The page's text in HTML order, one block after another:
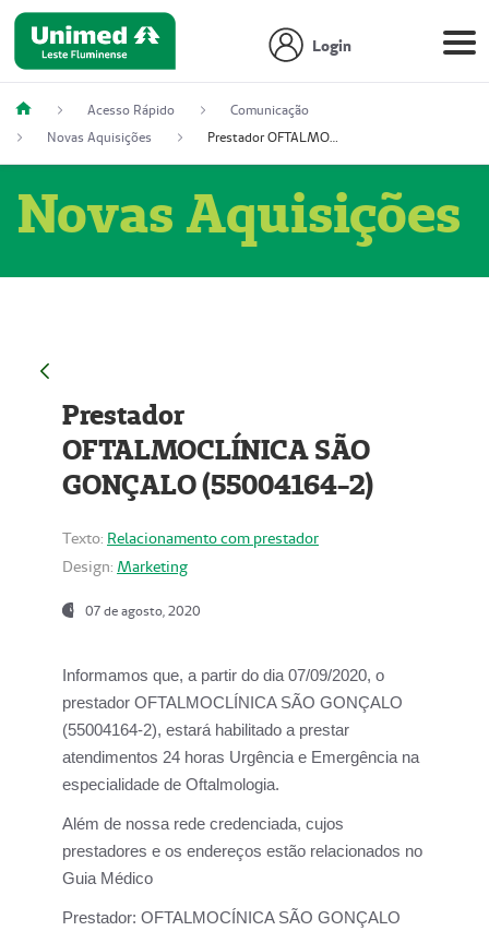
Login
Acesso Rápido
Comunicação
Novas Aquisições
Prestador OFTALMOCLÍNICA SÃO GONÇALO (55004164-2)
Novas Aquisições
Prestador
OFTALMOCLÍNICA SÃO
GONÇALO (55004164-2)
Texto: Relacionamento com prestador
Design: Marketing
07 de agosto, 2020
Informamos que, a partir do dia07/09/2020, o
prestador OFTALMOCLÍNICA SÃO GONÇALO
(55004164-2), estará habilitado a prestar
atendimentos 24 horas Urgência e Emergência na
especialidade de Oftalmologia.
Além de nossa rede credenciada, cujos
prestadores e os endereços estão relacionados no
Guia Médico
Prestador: OFTALMOCÍNICA SÃO GONÇALO